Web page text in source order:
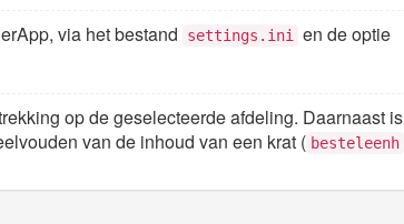
via het bestand settings.ini en de optie
op de geselecteerde afdeling. Daarnaast is
van de inhoud van een krat ( besteleenh